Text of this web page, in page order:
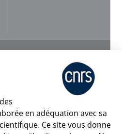
Le Mag
en adéquation avec sa
Ce site vous donne